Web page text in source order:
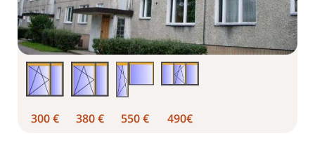
300 € 380 € 550 € 490€